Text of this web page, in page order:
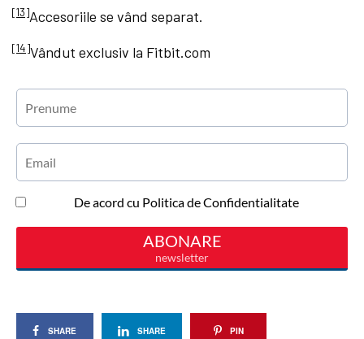
[13]Accesoriile se vând separat.
[14]Vândut exclusiv la Fitbit.com
SHARE SHARE PIN